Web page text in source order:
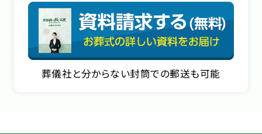
葬儀社と分からない封筒での郵送も可能